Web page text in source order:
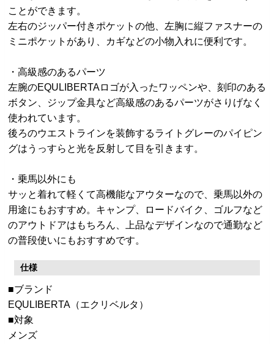
ことができます。
左右のジッパー付きポケットの他、左胸に縦ファスナーの
ミニポケットがあり、カギなどの小物入れに便利です。
・高級感のあるパーツ
左腕のEQULIBERTAロゴが入ったワッペンや、刻印のある
ボタン、ジップ金具など高級感のあるパーツがさりげなく
使われています。
後ろのウエストラインを装飾するライトグレーのパイピン
グはうっすらと光を反射して目を引きます。
・乗馬以外にも
サッと着れて軽くて高機能なアウターなので、乗馬以外の
用途にもおすすめ。キャンプ、ロードバイク、ゴルフなど
のアウトドアはもちろん、上品なデザインなので通勤など
の普段使いにもおすすめです。
仕様
■ブランド
EQULIBERTA（エクリベルタ）
■対象
メンズ